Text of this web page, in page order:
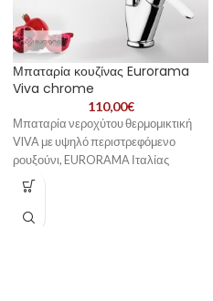
Μπαταρία κουζίνας Eurorama
Viva chrome
110,00€
Μπαταρία νεροχύτου θερμομικτική
VIVA με υψηλό περιστρεφόμενο
ρουξούνι, EURORAMA Ιταλίας